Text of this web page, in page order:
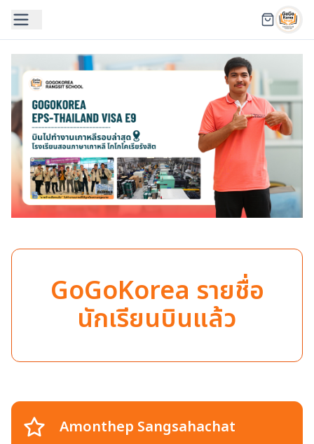
GoGoKorea รายชื่อ
นักเรียนบินแล้ว
Amonthep Sangsahachat